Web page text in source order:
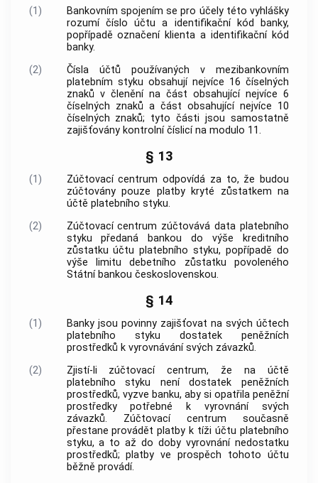
(1) Bankovním spojením se pro účely této vyhlášky
rozumí číslo účtu a identifikační kód banky,
popřípadě označení klienta a identifikační kód
banky.
(2)
Čísla účtů používaných v mezibankovním
platebním styku obsahují nejvíce 16 číselných
znaků v členění na část obsahující nejvíce 6
číselných znaků a část obsahující nejvíce 10
číselných znaků; tyto části jsou samostatně
zajišťovány kontrolní číslicí na modulo 11.
§ 13
(1)
Zúčtovací centrum odpovídá za to, že budou
zúčtovány pouze platby kryté zůstatkem na
účtě platebního styku.
(2)
Zúčtovací centrum zúčtovává data platebního
styku předaná bankou do výše kreditního
zůstatku účtu platebního styku, popřípadě do
výše limitu debetního zůstatku povoleného
Státní bankou československou.
§ 14
(1)
Banky jsou povinny zajišťovat na svých účtech
platebního styku dostatek peněžních
prostředků k vyrovnávání svých závazků.
(2)
Zjistí-li zúčtovací centrum, že na účtě
platebního styku není dostatek peněžních
prostředků, vyzve banku, aby si opatřila peněžní
prostředky potřebné k vyrovnání svých
závazků. Zúčtovací centrum současně
přestane provádět platby k tíži účtu platebního
styku, a to až do doby vyrovnání nedostatku
prostředků; platby ve prospěch tohoto účtu
běžně provádí.